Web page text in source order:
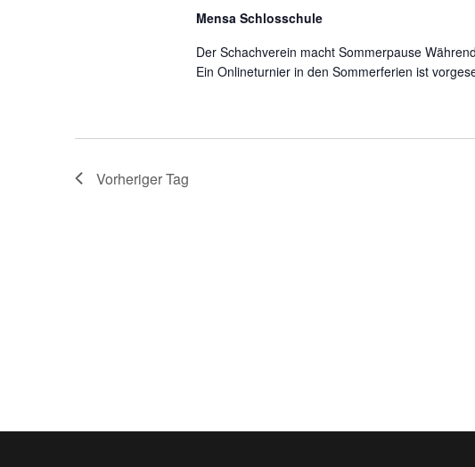
Mensa Schlosschule
Der Schachverein macht Sommerpause
Ein Onlineturnier in den Sommerferien ist
Vorheriger Tag